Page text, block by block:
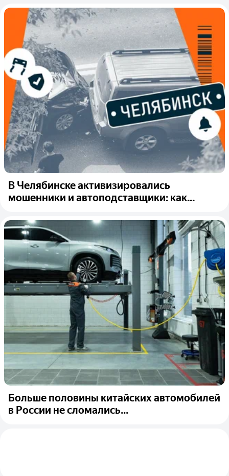
В Челябинске активизировались
мошенники и автоподставщики: как...
Больше половины китайских автомобилей
в России не сломались...